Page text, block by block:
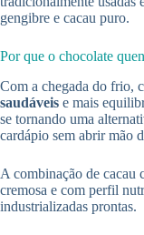
gengibre e cacau puro.
Por que o chocolate
Com a chegada do frio,
saudáveis e mais
se tornando uma
cardápio sem abrir mão
A combinação de cacau
cremosa e com perfil
industrializadas prontas.